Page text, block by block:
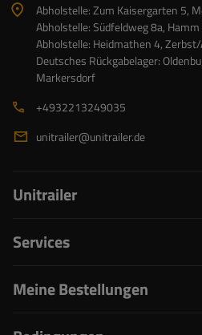
Abholstelle: Zum Kaisergarten 5,
Abholstelle: Südfeldweg 8a,
Abholstelle: Heidmathen 4,
Deutsches Rückgabelager:
Markersdorf
+4932213249035
unitrailer@unitrailer.de
Unitrailer
Services
Meine Bestellungen